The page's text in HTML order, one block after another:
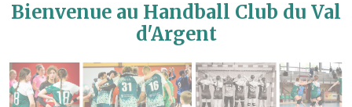
Bienvenue au Handball Club du Val
d'Argent